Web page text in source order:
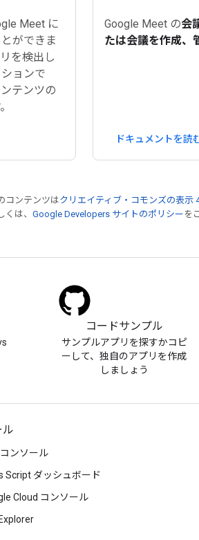
Meet に
とができま
を検出し
ョンで
テンツの
Google Meet の会
たは会議を作成、
ドキュメントを読
コンテンツはクリエイティブ・コモンズの表示
は、 Google Developers サイトのポリシー を
コードサンプル
サンプルアプリを探すかコピ
ーして、独自のアプリを作成
しましょう
ル
ンソール
Script ダッシュボード
Cloud コンソール